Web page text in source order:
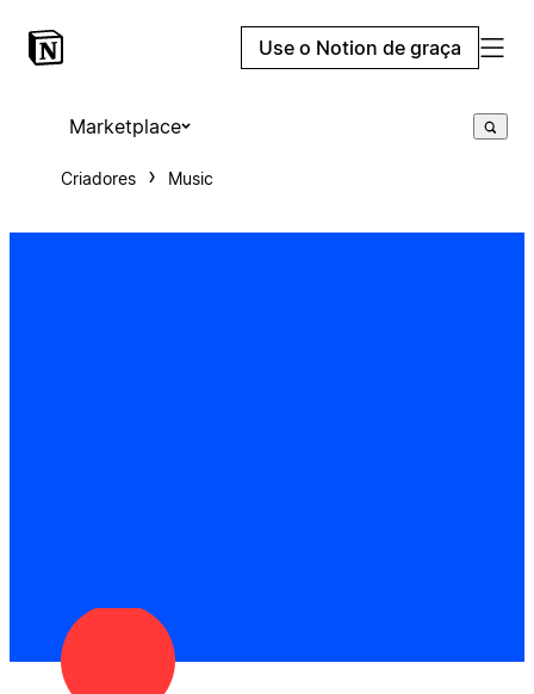
Use o Notion de graça
Marketplace
Criadores Music